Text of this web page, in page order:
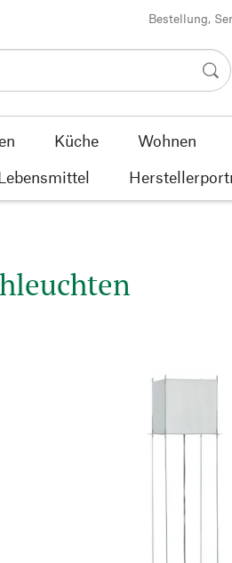
Bestellung,
Küche Wohnen